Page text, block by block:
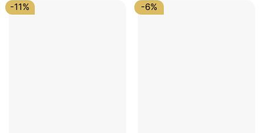
-11% -6%